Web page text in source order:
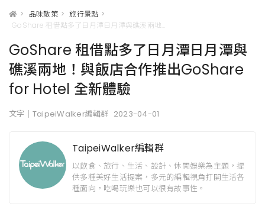
> 品味散策 > 旅行景點 >
GoShare 租借點多了日月潭日月潭與
礁溪兩地！與飯店合作推出GoShare
for Hotel 全新體驗
文字｜TaipeiWalker編輯群 2023-04-01
TaipeiWalker編輯群
以飲食、旅行、生活、設計、休閒娛樂為主題，提
供多種美好生活提案，多元的編輯視角打開生活各
種面向，吃喝玩樂也可以很有故事性。